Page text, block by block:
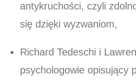
antykruchości, czyli
się dzięki wyzwaniom,
Richard Tedeschi i
psychologowie opisujący